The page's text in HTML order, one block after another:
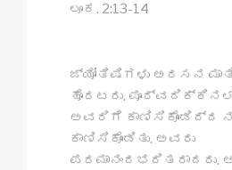
ಲೂಕ. 2:13-14
ಜ್ಯೋತಿಷಿಗಳು ಅರಸನ
ಹೊರಟರು.
ಅವರಿಗೆ ಕಾಣಿಸಿಕೊಂಡಿದ್ದ
ಕಾಣಿಸಿಕೊಂಡಿತು. ಅವರು